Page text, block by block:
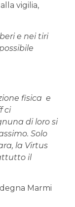
vigilia,
e nei tiri
fisica e
ci
di loro si
Solo
la Virtus
il
Marmi